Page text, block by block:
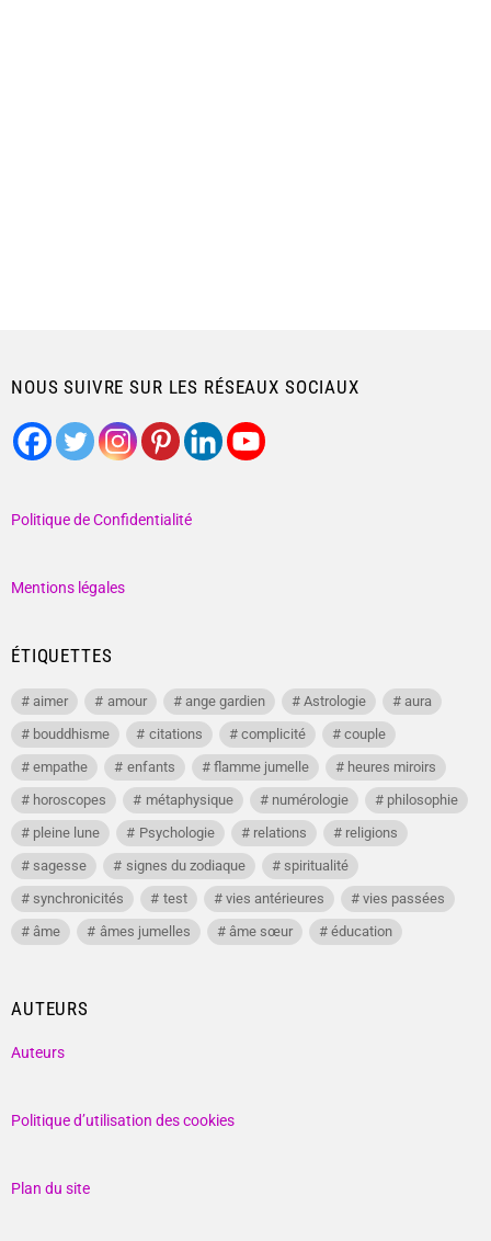
NOUS SUIVRE SUR LES RÉSEAUX SOCIAUX
Politique de Confidentialité
Mentions légales
ÉTIQUETTES
aimer amour ange gardien Astrologie
aura
bouddhisme
citations complicité
couple
empathe
enfants flamme jumelle
heures miroirs
horoscopes
métaphysique numérologie
philosophie
pleine lune
Psychologie relations
religions
sagesse
signes du zodiaque
spiritualité
synchronicités
test vies antérieures
vies passées
âme
âmes jumelles âme sœur éducation
AUTEURS
Auteurs
Politique d’utilisation des cookies
Plan du site